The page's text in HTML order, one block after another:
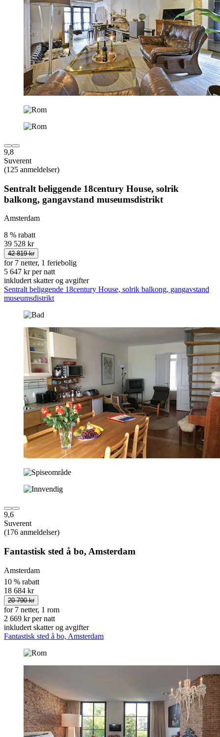
9,8
Suverent
(125 anmeldelser)
Sentralt beliggende 18century House, solrik
balkong, gangavstand museumsdistrikt
Amsterdam
8 % rabatt
39 528 kr
42 819 kr
for 7 netter, 1 feriebolig
5 647 kr per natt
inkludert skatter og avgifter
Sentralt beliggende 18century House, solrik balkong, gangavstand
museumsdistrikt
9,6
Suverent
(176 anmeldelser)
Fantastisk sted å bo, Amsterdam
Amsterdam
10 % rabatt
18 684 kr
20 790 kr
for 7 netter, 1 rom
2 669 kr per natt
inkludert skatter og avgifter
Fantastisk sted å bo, Amsterdam